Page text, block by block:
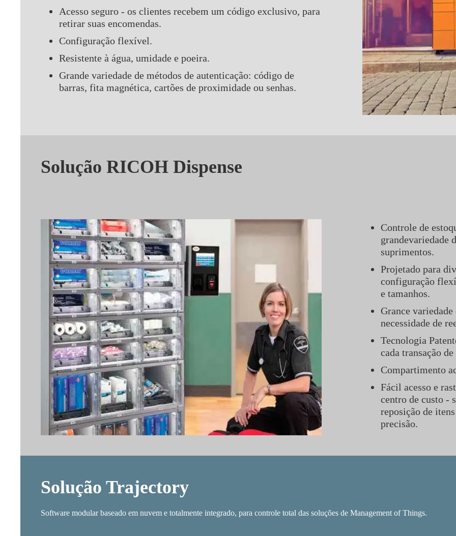
Acesso seguro - os clientes recebem um código exclusivo, para
retirar suas encomendas.
Configuração flexível.
Resistente à água, umidade e poeira.
Grande variedade de métodos de autenticação: código de
barras, fita magnética, cartões de proximidade ou senhas.
Solução RICOH Dispense
Controle de
grandevariedade
suprimentos.
Projetado para
configuração
e tamanhos.
Grance
necessidade de
Tecnologia
cada transação
Compartimento
Fácil acesso e
centro de custo -
reposição de
precisão.
Solução Trajectory
Software modular baseado em nuvem e totalmente integrado, para controle total das soluções de Management of Things.